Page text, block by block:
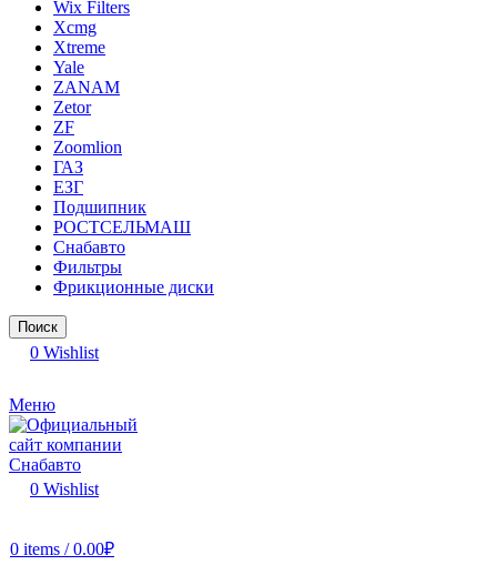
Wix Filters
Xcmg
Xtreme
Yale
ZANAM
Zetor
ZF
Zoomlion
ГАЗ
ЕЗГ
Подшипник
РОСТСЕЛЬМАШ
Снабавто
Фильтры
Фрикционные диски
Поиск
0 Wishlist
Меню
0 Wishlist
0 items / 0.00₽